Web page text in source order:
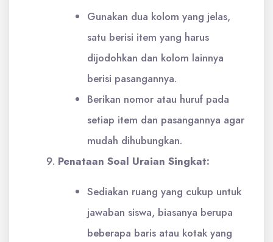
Gunakan dua kolom yang jelas,
satu berisi item yang harus
dijodohkan dan kolom lainnya
berisi pasangannya.
Berikan nomor atau huruf pada
setiap item dan pasangannya agar
mudah dihubungkan.
Penataan Soal Uraian Singkat:
Sediakan ruang yang cukup untuk
jawaban siswa, biasanya berupa
beberapa baris atau kotak yang